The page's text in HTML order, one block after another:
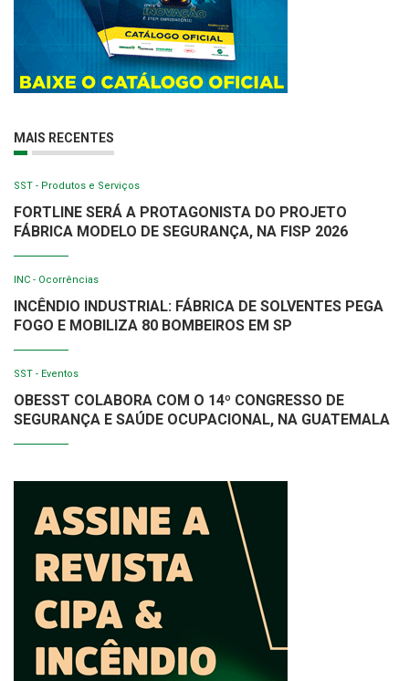
MAIS RECENTES
SST - Produtos e Serviços
FORTLINE SERÁ A PROTAGONISTA DO PROJETO
FÁBRICA MODELO DE SEGURANÇA, NA FISP 2026
INC - Ocorrências
INCÊNDIO INDUSTRIAL: FÁBRICA DE SOLVENTES PEGA
FOGO E MOBILIZA 80 BOMBEIROS EM SP
SST - Eventos
OBESST COLABORA COM O 14º CONGRESSO DE
SEGURANÇA E SAÚDE OCUPACIONAL, NA GUATEMALA